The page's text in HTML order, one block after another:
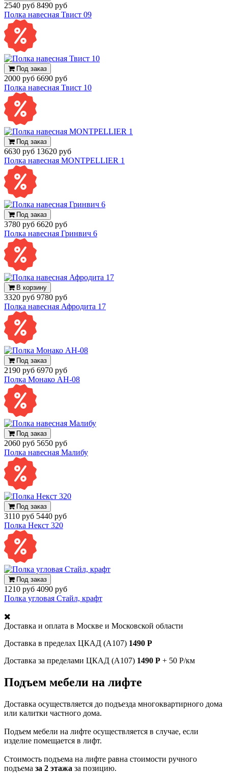
2540 руб 8490 руб
Полка навесная Твист 09
Под заказ
2000 руб 6690 руб
Полка навесная Твист 10
Под заказ
6630 руб 13620 руб
Полка навесная MONTPELLIER 1
Под заказ
3780 руб 6620 руб
Полка навесная Гринвич 6
В корзину
3320 руб 9780 руб
Полка навесная Афродита 17
Под заказ
2190 руб 6970 руб
Полка Монако АН-08
Под заказ
2060 руб 5650 руб
Полка навесная Малибу
Под заказ
3110 руб 5440 руб
Полка Некст 320
Под заказ
1210 руб 4090 руб
Полка угловая Стайл, крафт
Доставка и оплата в Москве и Московской области
Доставка в пределах ЦКАД (А107) 1490 Р
Доставка за пределами ЦКАД (А107) 1490 Р + 50 Р/км
Подъем мебели на лифте
Доставка осуществляется до подъезда многоквартирного дома
или калитки частного дома.
Подъем мебели на лифте осуществляется в случае, если
изделие помещается в лифт.
Стоимость подъема на лифте равна стоимости ручного
подъема за 2 этажа за позицию.